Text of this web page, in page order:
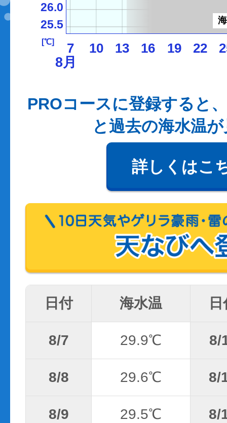
7 10 13 16 19 22
25.5
26.0
[℃]
8月
PROコースに登録すると
と過去の海水温
詳しくはこ
日付 海水温
8/7 29.9℃ 8/
8/8 29.6℃ 8/
8/9 29.5℃ 8/